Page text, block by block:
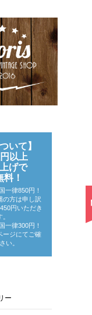
いて】
以上
げで
料！
一律850円！
方は申し訳
円いただき
一律300円！
ージにてご確
い。
ー